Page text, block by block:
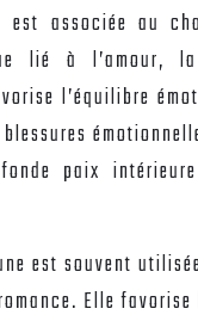
est associée au
lié à l’amour,
l’équilibre
paix
est souvent
Elle